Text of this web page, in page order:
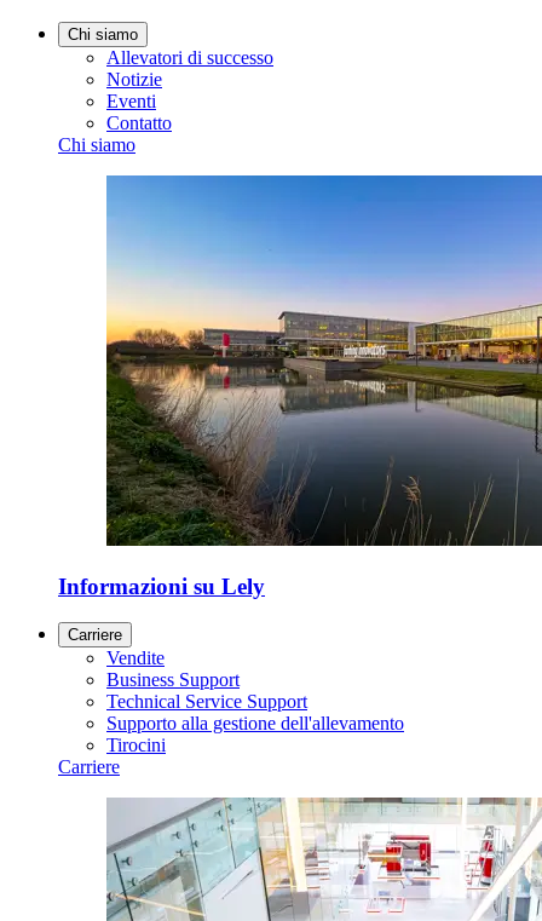
Chi siamo
Allevatori di successo
Notizie
Eventi
Contatto
Chi siamo
Informazioni su Lely
Carriere
Vendite
Business Support
Technical Service Support
Supporto alla gestione dell'allevamento
Tirocini
Carriere